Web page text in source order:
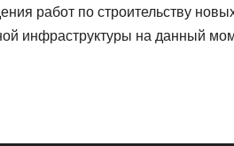
работ по строительству
инфраструктуры на данный